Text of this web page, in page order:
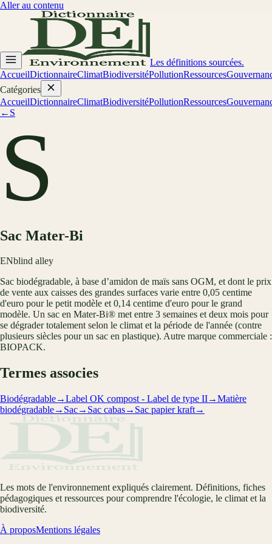
Aller au contenu
Les définitions sourcées.
AccueilDictionnaireClimatBiodiversitéPollutionRessources
Catégories
AccueilDictionnaireClimatBiodiversitéPollutionRessources
← S
S
Sac Mater-Bi
ENblind alley
Sac biodégradable, à base d’amidon de maïs sans OGM, et dont le prix
de vente aux caisses des grandes surfaces varie entre 0,05 centime
d'euro pour le petit modèle et 0,14 centime d'euro pour le grand
modèle. Un sac en Mater-Bi® met entre 3 semaines et deux mois pour
se dégrader totalement selon le climat et la période de l'année (contre
plusieurs siècles pour un sac en plastique). Autre marque commerciale :
BIOPACK.
Termes associes
Biodégradable→Label OK compost - Label de type II→Matière
biodégradable→ Sac→ Sac cabas→ Sac papier kraft→
Les mots de l'environnement expliqués clairement. Définitions, fiches
pédagogiques et ressources pour comprendre l'écologie, le climat et la
biodiversité.
À proposMentions légales